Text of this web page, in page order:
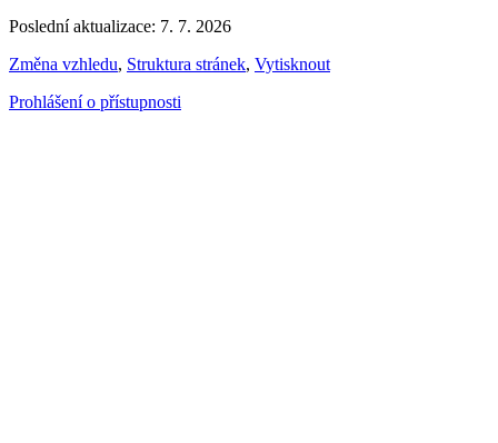
Poslední aktualizace: 7. 7. 2026
Změna vzhledu, Struktura stránek, Vytisknout
Prohlášení o přístupnosti